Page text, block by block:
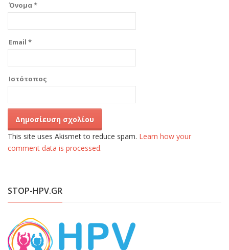
Όνομα*
Email *
Ιστότοπος
This site uses Akismet to reduce spam. Learn how your
comment data is processed.
STOP-HPV.GR